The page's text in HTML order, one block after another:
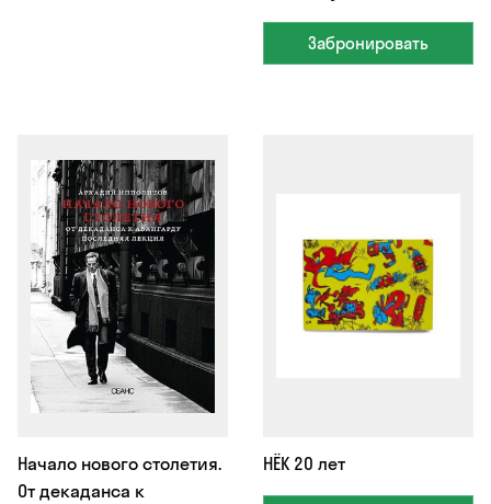
Забронировать
Начало нового столетия.
От декаданса к
НЁК 20 лет